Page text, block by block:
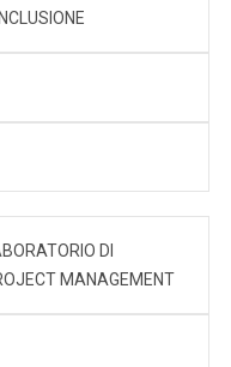
DI
MANAGEMENT